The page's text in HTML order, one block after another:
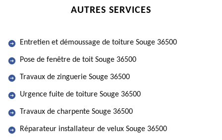
AUTRES SERVICES
Entretien et démoussage de toiture Souge 36500
Pose de fenêtre de toit Souge 36500
Travaux de zinguerie Souge 36500
Urgence fuite de toiture Souge 36500
Travaux de charpente Souge 36500
Réparateur installateur de velux Souge 36500